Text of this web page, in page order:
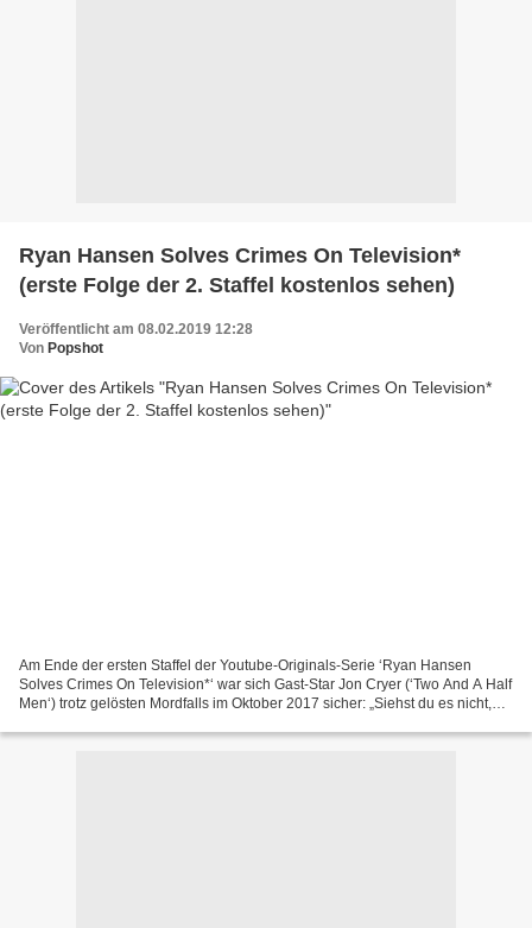
Ryan Hansen Solves Crimes On Television*
(erste Folge der 2. Staffel kostenlos sehen)
Veröffentlicht am 08.02.2019 12:28
Von Popshot
Am Ende der ersten Staffel der Youtube-Originals-Serie ‘Ryan Hansen
Solves Crimes On Television*‘ war sich Gast-Star Jon Cryer (‘Two And A Half
Men‘) trotz gelösten Mordfalls im Oktober 2017 sicher: „Siehst du es nicht,